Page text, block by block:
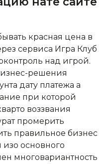
красная цена в
сервиса Игра Клуб
над игрой.
решения
дату платежа а
при которой
воззвания
промерить
правильное бизнес
основного
многовариантность